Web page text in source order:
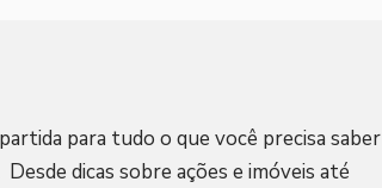
para tudo o que você precisa saber
dicas sobre ações e imóveis até